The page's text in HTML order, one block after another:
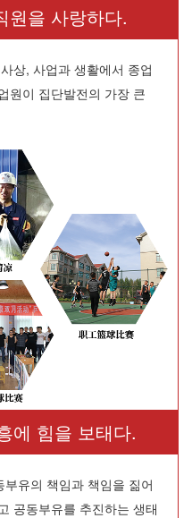
원을 사랑하다.
상, 사업과 생활에서 종업
원이 집단발전의 가장 큰
에 힘을 보태다.
유의 책임과 책임을 짊어
공동부유를 추진하는 생태